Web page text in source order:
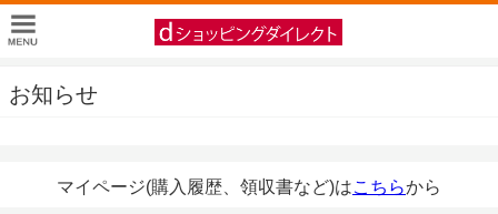
お知らせ
マイページ(購入履歴、領収書など)はこちらから